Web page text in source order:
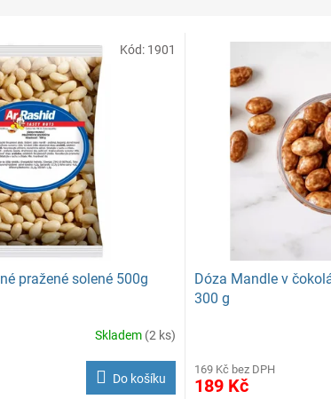
pražené solené 500g
Skladem (2 ks)
Do košíku
Kód: 1901
Dóza Mandle v
300 g
169 Kč bez DPH
189 Kč